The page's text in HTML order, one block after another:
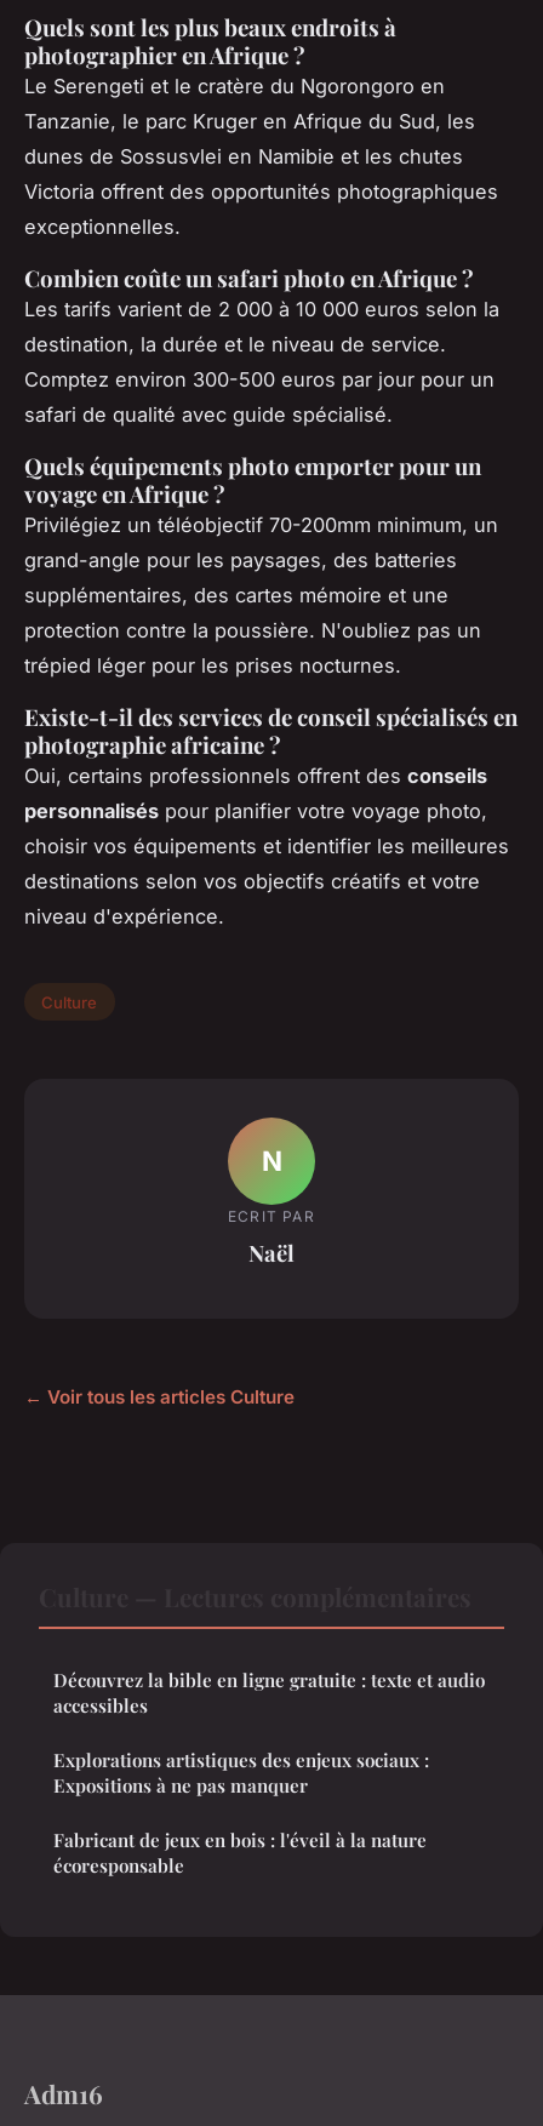
Quels sont les plus beaux endroits à
photographier en Afrique ?
Le Serengeti et le cratère du Ngorongoro en
Tanzanie, le parc Kruger en Afrique du Sud, les
dunes de Sossusvlei en Namibie et les chutes
Victoria offrent des opportunités photographiques
exceptionnelles.
Combien coûte un safari photo en Afrique ?
Les tarifs varient de 2 000 à 10 000 euros selon la
destination, la durée et le niveau de service.
Comptez environ 300-500 euros par jour pour un
safari de qualité avec guide spécialisé.
Quels équipements photo emporter pour un
voyage en Afrique ?
Privilégiez un téléobjectif 70-200mm minimum, un
grand-angle pour les paysages, des batteries
supplémentaires, des cartes mémoire et une
protection contre la poussière. N'oubliez pas un
trépied léger pour les prises nocturnes.
Existe-t-il des services de conseil spécialisés en
photographie africaine ?
Oui, certains professionnels offrent des conseils
personnalisés pour planifier votre voyage photo,
choisir vos équipements et identifier les meilleures
destinations selon vos objectifs créatifs et votre
niveau d'expérience.
Culture
N
ECRIT PAR
Naël
← Voir tous les articles Culture
Découvrez la bible en ligne gratuite : texte et audio
accessibles
Explorations artistiques des enjeux sociaux :
Expositions à ne pas manquer
Fabricant de jeux en bois : l'éveil à la nature
écoresponsable
Adm16